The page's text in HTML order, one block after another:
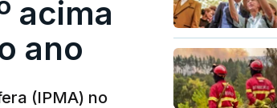
acima
ano
(IPMA) no